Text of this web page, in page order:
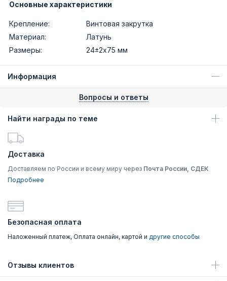
Основные характеристики
Крепление:
Винтовая закрутка
Материал:
Латунь
Размеры:
24±2х75 мм
Информация
Вопросы и ответы
Найти награды по теме
Доставка
Доставляем по России и всему миру через Почта России, СДЕК
Подробнее
Безопасная оплата
Наложенный платеж, Оплата онлайн, картой и другие способы
Отзывы клиентов